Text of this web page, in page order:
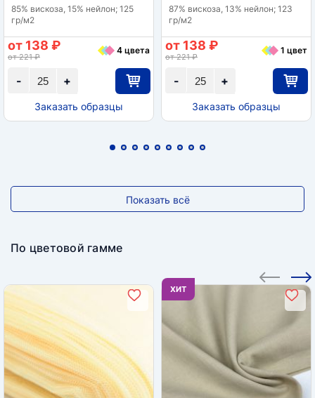
85% вискоза, 15% нейлон; 125
гр/м2
+
-
от 138 ₽
от 221 ₽
4 цвета
Заказать образцы
87% вискоза, 13% нейлон; 123
гр/м2
+
-
от 138 ₽
от 221 ₽
1 цвет
Заказать образцы
Показать всё
По цветовой гамме
ХИТ